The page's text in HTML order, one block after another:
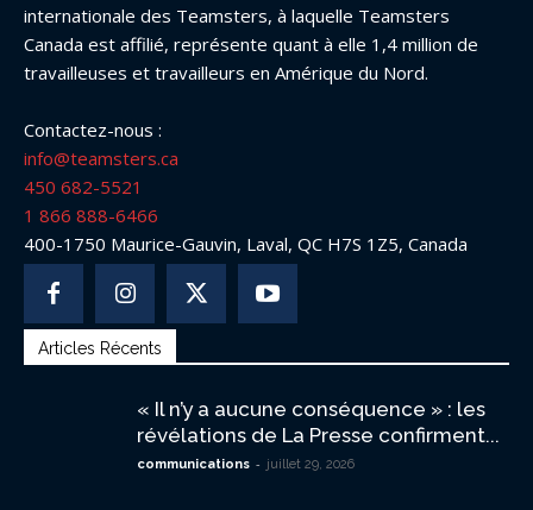
internationale des Teamsters, à laquelle Teamsters
Canada est affilié, représente quant à elle 1,4 million de
travailleuses et travailleurs en Amérique du Nord.
Contactez-nous :
info@teamsters.ca
450 682-5521
1 866 888-6466
400-1750 Maurice-Gauvin, Laval, QC H7S 1Z5, Canada
Articles Récents
« Il n’y a aucune conséquence » : les
révélations de La Presse confirment...
communications - juillet 29, 2026